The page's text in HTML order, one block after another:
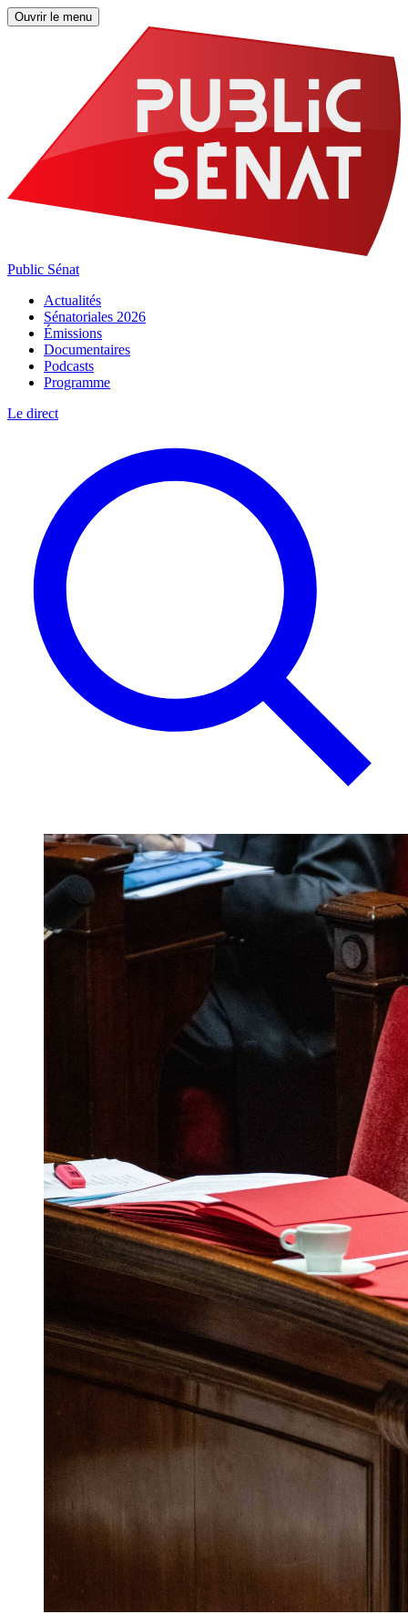
Ouvrir le menu
Public Sénat
Actualités
Sénatoriales 2026
Émissions
Documentaires
Podcasts
Programme
Le direct